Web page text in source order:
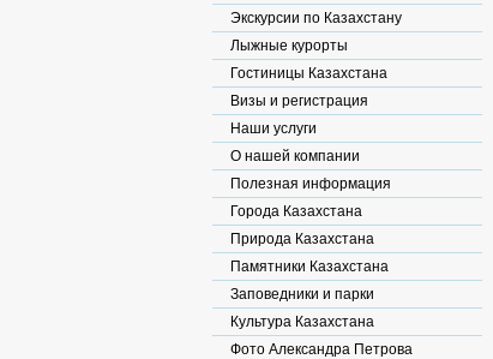
Экскурсии по Казахстану
Лыжные курорты
Гостиницы Казахстана
Визы и регистрация
Наши услуги
О нашей компании
Полезная информация
Города Казахстана
Природа Казахстана
Памятники Казахстана
Заповедники и парки
Культура Казахстана
Фото Александра Петрова